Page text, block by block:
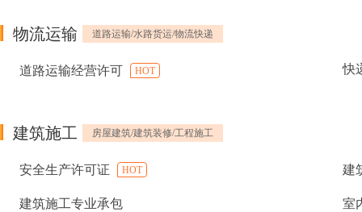
物流运输 道路运输/水路货运/物流快递
道路运输经营许可 HOT 快
建筑施工 房屋建筑/建筑装修/工程施工
安全生产许可证 HOT 建
建筑施工专业承包 室